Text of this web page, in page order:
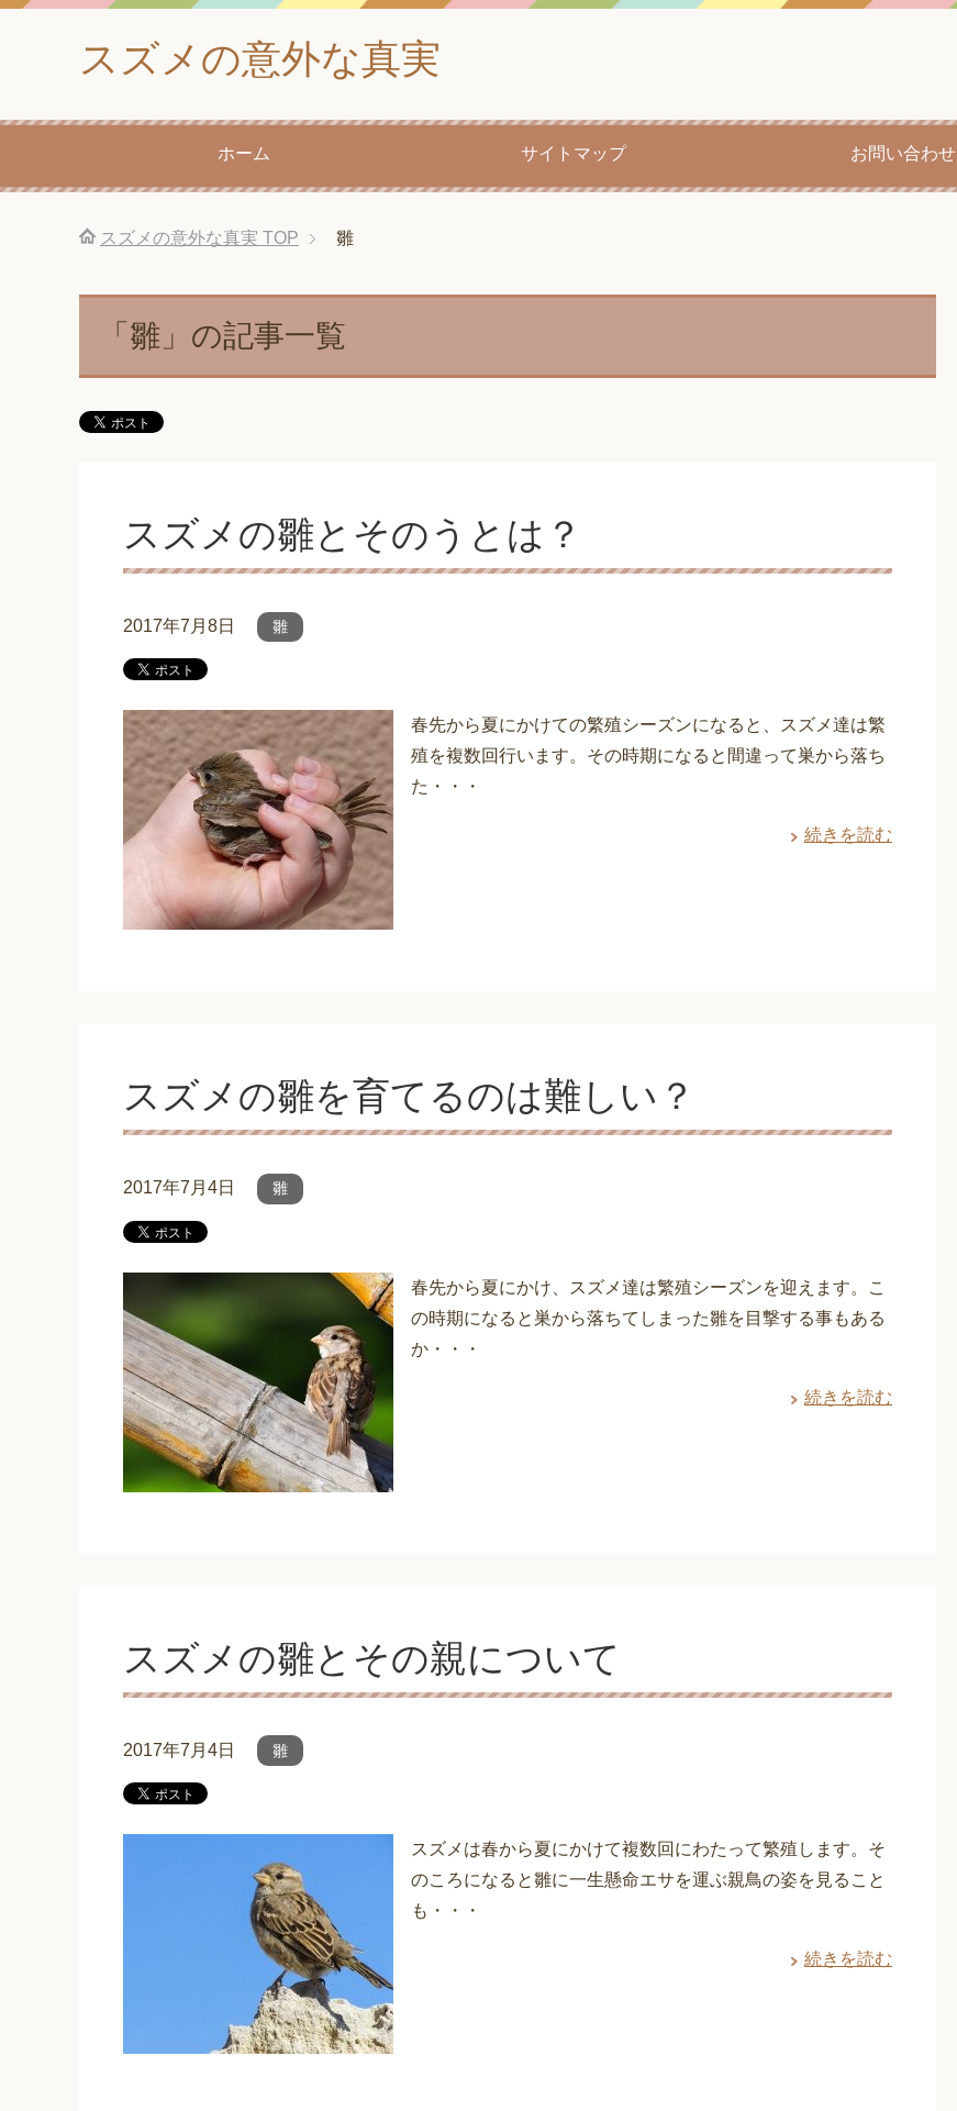
スズメの意外な真実
ホーム サイトマップ お問い合わせ
スズメの意外な真実 TOP 雛
「雛」の記事一覧
スズメの雛とそのうとは？
2017年7月8日 雛
春先から夏にかけての繁殖シーズンになると、スズメ達は繁
殖を複数回行います。その時期になると間違って巣から落ち
た・・・
続きを読む
スズメの雛を育てるのは難しい？
2017年7月4日 雛
春先から夏にかけ、スズメ達は繁殖シーズンを迎えます。こ
の時期になると巣から落ちてしまった雛を目撃する事もある
か・・・
続きを読む
スズメの雛とその親について
2017年7月4日 雛
スズメは春から夏にかけて複数回にわたって繁殖します。そ
のころになると雛に一生懸命エサを運ぶ親鳥の姿を見ること
も・・・
続きを読む